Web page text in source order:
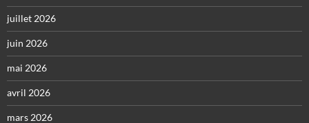
juillet 2026
juin 2026
mai 2026
avril 2026
mars 2026